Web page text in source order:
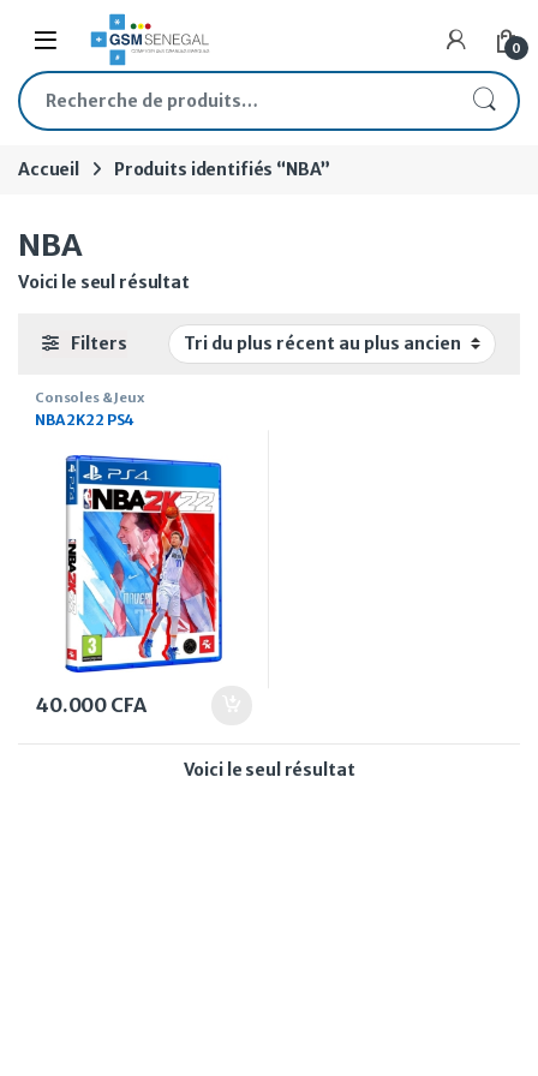
Skip to navigation
Skip to content
Open 0
Recherche pour :
Accueil Produits identifiés “NBA”
NBA
Voici le seul résultat
Filters
Consoles & Jeux
NBA 2K22 PS4
40.000 CFA
Voici le seul résultat